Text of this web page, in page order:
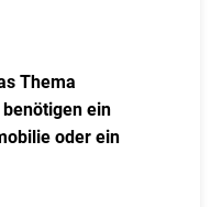
Thema
ein
oder ein